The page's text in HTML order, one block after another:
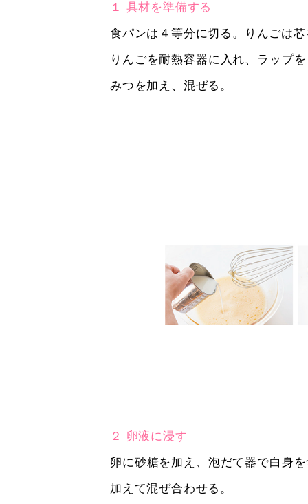
１ 具材を準備する
食パンは４等分に切る。りんごは
りんごを耐熱容器に入れ、ラップ
みつを加え、混ぜる。
２ 卵液に浸す
卵に砂糖を加え、泡だて器で白身
加えて混ぜ合わせる。